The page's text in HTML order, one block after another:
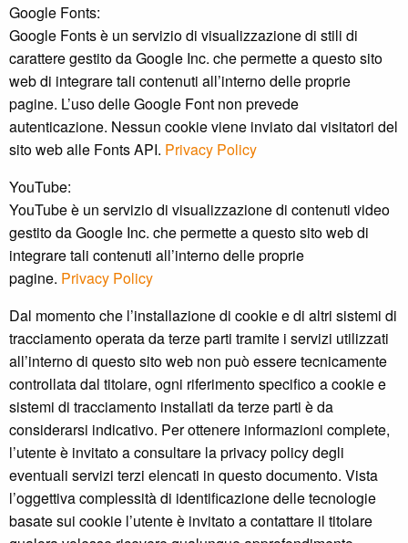
Google Fonts:
Google Fonts è un servizio di visualizzazione di stili di
carattere gestito da Google Inc. che permette a questo sito
web di integrare tali contenuti all’interno delle proprie
pagine. L’uso delle Google Font non prevede
autenticazione. Nessun cookie viene inviato dai visitatori del
sito web alle Fonts API. Privacy Policy
YouTube:
YouTube è un servizio di visualizzazione di contenuti video
gestito da Google Inc. che permette a questo sito web di
integrare tali contenuti all’interno delle proprie
pagine. Privacy Policy
Dal momento che l’installazione di cookie e di altri sistemi di
tracciamento operata da terze parti tramite i servizi utilizzati
all’interno di questo sito web non può essere tecnicamente
controllata dal titolare, ogni riferimento specifico a cookie e
sistemi di tracciamento installati da terze parti è da
considerarsi indicativo. Per ottenere informazioni complete,
l’utente è invitato a consultare la privacy policy degli
eventuali servizi terzi elencati in questo documento. Vista
l’oggettiva complessità di identificazione delle tecnologie
basate sui cookie l’utente è invitato a contattare il titolare